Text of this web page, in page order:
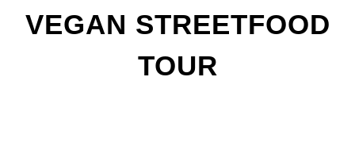
VEGAN STREETFOOD
TOUR